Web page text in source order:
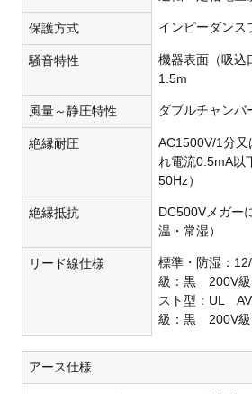
保護方式 インピーダンス
騒音特性
機器表面（吸込
1.5m
風量～静圧特性 ダブルチャンバ
絶縁耐圧
AC1500V/1分
れ電流0.5mA以
50Hz）
絶縁抵抗
DC500Vメガー
温・常湿）
リード線仕様
標準・防湿：
級：黒 200V級
スト型：UL
級：黒 200V級
アース仕様